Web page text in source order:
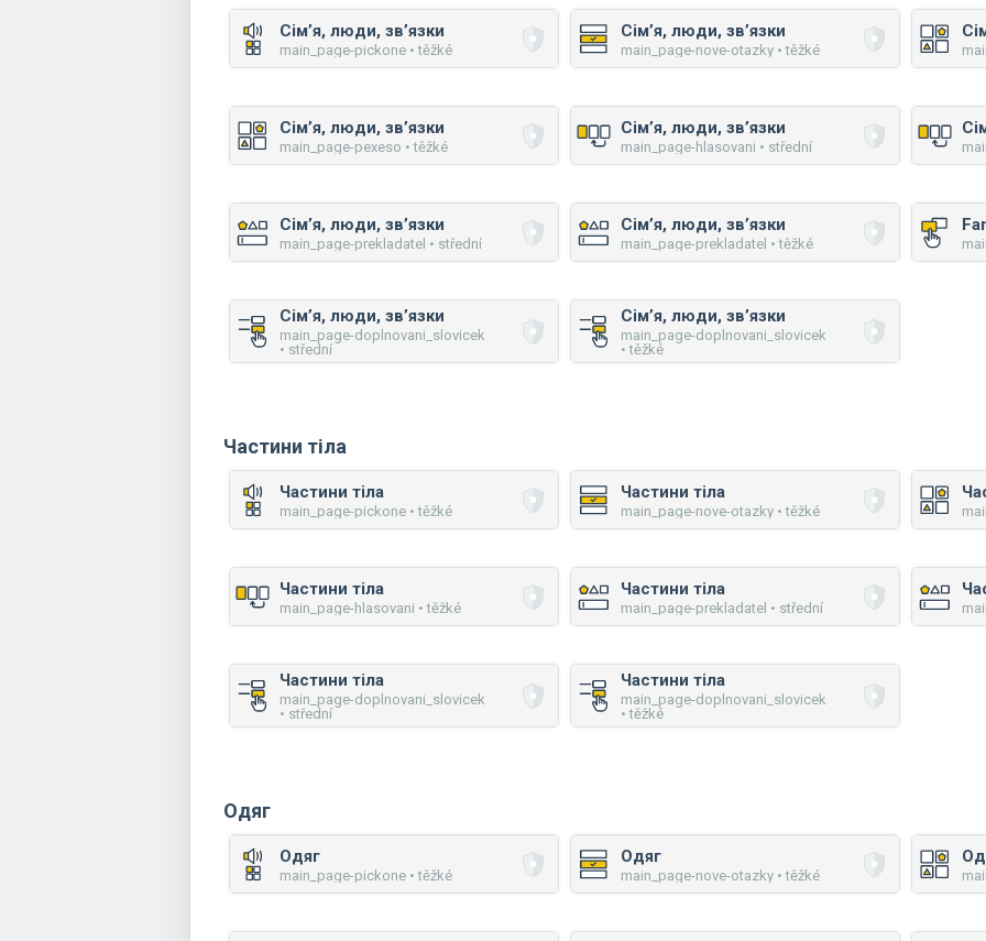
Сім’я, люди, зв’язки
main_page-pickone • těžké
Сім’я, люди, зв’язки
main_page-nove-otazky • těžké
Сім’я, люди, зв’язки
main_page-pexeso • těžké
Сім’я, люди, зв’язки
main_page-hlasovani • střední
Сім’я, люди, зв’язки
main_page-prekladatel • střední
Сім’я, люди, зв’язки
main_page-prekladatel • těžké
Сім’я, люди, зв’язки
main_page-doplnovani_slovicek
• střední
Сім’я, люди, зв’язки
main_page-doplnovani_slovicek
• těžké
Частини тіла
Частини тіла
main_page-pickone • těžké
Частини тіла
main_page-nove-otazky • těžké
Частини тіла
main_page-hlasovani • těžké
Частини тіла
main_page-prekladatel • střední
Частини тіла
main_page-doplnovani_slovicek
• střední
Частини тіла
main_page-doplnovani_slovicek
• těžké
Одяг
Одяг
main_page-pickone • těžké
Одяг
main_page-nove-otazky • těžké